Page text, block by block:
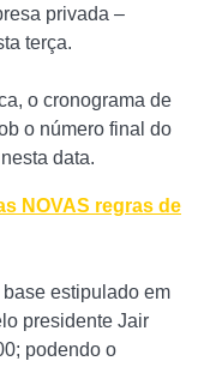
privada –
terça.
o cronograma de
o número final do
data.
NOVAS regras de
estipulado em
presidente Jair
podendo o